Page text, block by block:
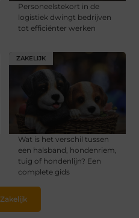
Personeelstekort in de
logistiek dwingt bedrijven
tot efficiënter werken
ZAKELIJK
Wat is het verschil tussen
een halsband, hondenriem,
tuig of hondenlijn? Een
complete gids
Zakelijk